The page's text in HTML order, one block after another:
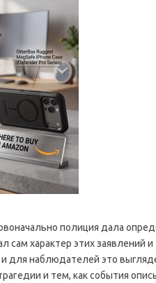
полиция дала
характер этих заявлений и
для наблюдателей это
и тем, как события